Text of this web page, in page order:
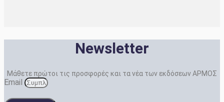
Newsletter
Μάθετε πρώτοι τις προσφορές και τα νέα των εκδόσεων ΑΡΜΟΣ
Email